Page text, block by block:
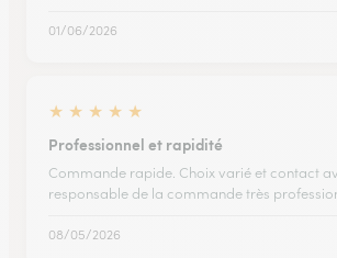
01/06/2026
★ ★ ★ ★ ★
Professionnel et rapidité
Commande rapide. Choix varié et contact
responsable de la commande très
08/05/2026